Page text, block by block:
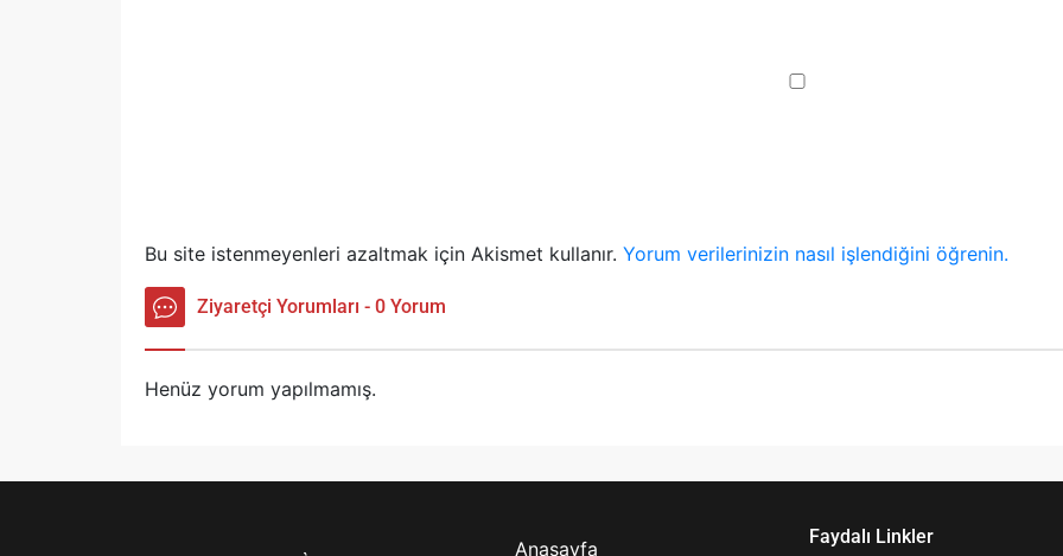
Bu site istenmeyenleri azaltmak için Akismet kullanır. Yorum verilerinizin nasıl işlendiğini öğrenin.
Ziyaretçi Yorumları - 0 Yorum
Henüz yorum yapılmamış.
Anasayfa
Faydalı Linkler